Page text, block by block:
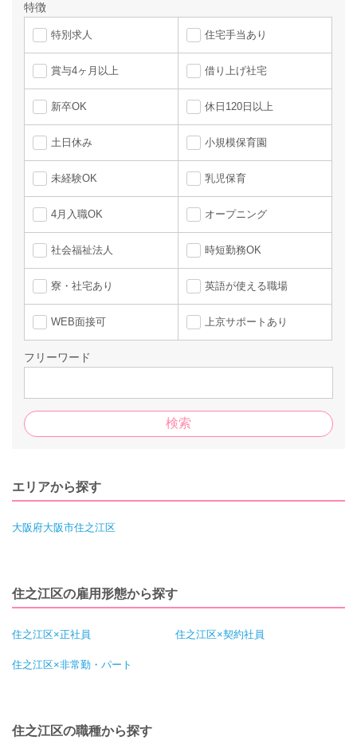
特徴
特別求人 住宅手当あり
賞与4ヶ月以上 借り上げ社宅
新卒OK 休日120日以上
土日休み 小規模保育園
未経験OK 乳児保育
4月入職OK オープニング
社会福祉法人 時短勤務OK
寮・社宅あり 英語が使える職場
WEB面接可 上京サポートあり
フリーワード
エリアから探す
大阪府大阪市住之江区
住之江区の雇用形態から探す
住之江区×正社員 住之江区×契約社員
住之江区×非常勤・パート
住之江区の職種から探す